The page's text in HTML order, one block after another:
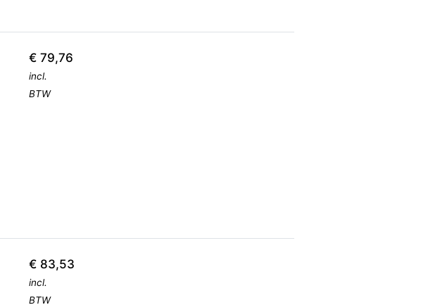
€ 79,76
incl.
BTW
€ 83,53
incl.
BTW